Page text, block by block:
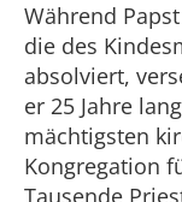
Während
die des
absolviert,
er 25 Jahre
mächtigsten
Kongregation
Tausende